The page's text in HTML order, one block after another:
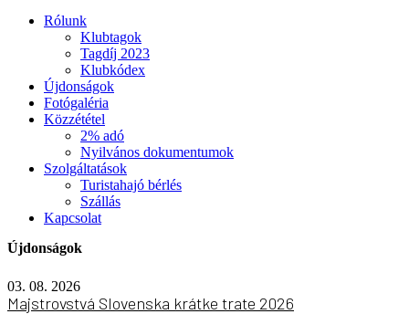
Rólunk
Klubtagok
Tagdíj 2023
Klubkódex
Újdonságok
Fotógaléria
Közzététel
2% adó
Nyilvános dokumentumok
Szolgáltatások
Turistahajó bérlés
Szállás
Kapcsolat
Újdonságok
03. 08. 2026
Majstrovstvá Slovenska krátke trate 2026